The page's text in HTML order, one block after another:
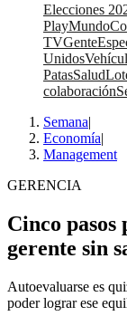
Elecciones
PlayMundo
TVGente
Unidos
PatasSalud
colaboración
Semana|
Economía|
Management
GERENCIA
Cinco pasos
gerente sin
Autoevaluarse es
poder lograr ese